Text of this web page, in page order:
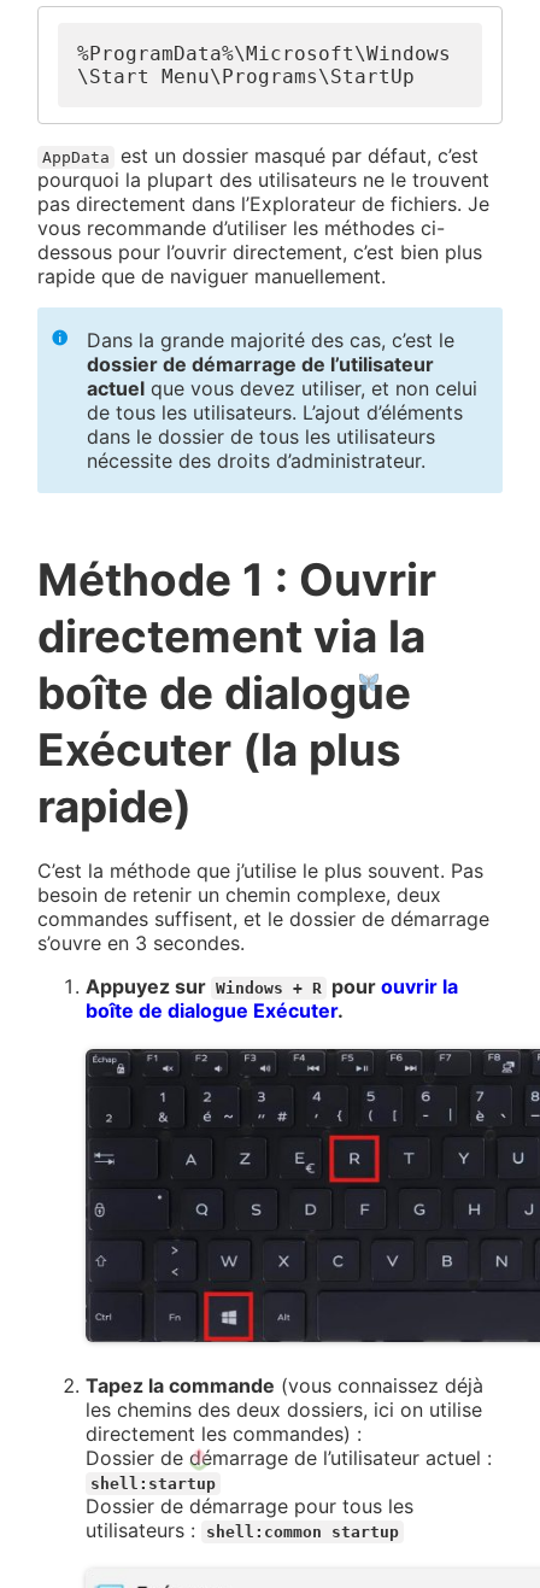
%ProgramData%\Microsoft\Windows
\Start Menu\Programs\StartUp
AppData
est un dossier masqué par défaut, c’est
pourquoi la plupart des utilisateurs ne le trouvent
pas directement dans l’Explorateur de fichiers. Je
vous recommande d’utiliser les méthodes ci-
dessous pour l’ouvrir directement, c’est bien plus
rapide que de naviguer manuellement.
Dans la grande majorité des cas, c’est le
dossier de démarrage de l’utilisateur
actuel que vous devez utiliser, et non celui
de tous les utilisateurs. L’ajout d’éléments
dans le dossier de tous les utilisateurs
nécessite des droits d’administrateur.
Méthode 1 : Ouvrir
directement via la
boîte de dialogue
Exécuter (la plus
rapide)
C’est la méthode que j’utilise le plus souvent. Pas
besoin de retenir un chemin complexe, deux
commandes suffisent, et le dossier de démarrage
s’ouvre en 3 secondes.
Appuyez sur Windows + R pourouvrir la
boîte de dialogue Exécuter.
Tapez la commande (vous connaissez déjà
les chemins des deux dossiers, ici on utilise
directement les commandes) :
Dossier de démarrage de l’utilisateur actuel :
shell:startup
Dossier de démarrage pour tous les
utilisateurs :
shell:common startup